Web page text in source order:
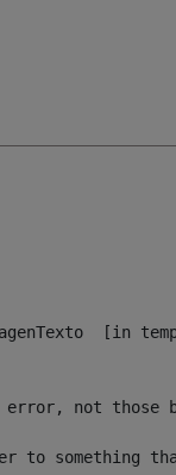
[in
not those